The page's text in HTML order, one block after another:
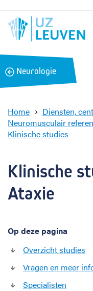
B
a
k
Neurologie
Home Diensten,
Neuromusculair
Klinische studies
e
h
A
t
Klinische
Ataxie
Op deze pagina
Overzicht studies
Vragen en meer
Specialisten